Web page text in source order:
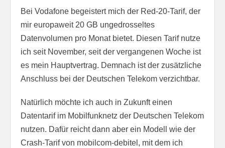
Bei Vodafone begeistert mich der Red-20-Tarif, der
mir europaweit 20 GB ungedrosseltes
Datenvolumen pro Monat bietet. Diesen Tarif nutze
ich seit November, seit der vergangenen Woche ist
es mein Hauptvertrag. Demnach ist der zusätzliche
Anschluss bei der Deutschen Telekom verzichtbar.
Natürlich möchte ich auch in Zukunft einen
Datentarif im Mobilfunknetz der Deutschen Telekom
nutzen. Dafür reicht dann aber ein Modell wie der
Crash-Tarif von mobilcom-debitel, mit dem ich